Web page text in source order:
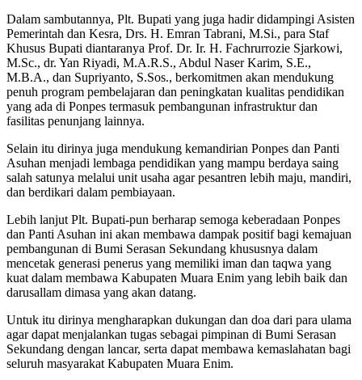
Dalam sambutannya, Plt. Bupati yang juga hadir didampingi Asisten
Pemerintah dan Kesra, Drs. H. Emran Tabrani, M.Si., para Staf
Khusus Bupati diantaranya Prof. Dr. Ir. H. Fachrurrozie Sjarkowi,
M.Sc., dr. Yan Riyadi, M.A.R.S., Abdul Naser Karim, S.E.,
M.B.A., dan Supriyanto, S.Sos., berkomitmen akan mendukung
penuh program pembelajaran dan peningkatan kualitas pendidikan
yang ada di Ponpes termasuk pembangunan infrastruktur dan
fasilitas penunjang lainnya.
Selain itu dirinya juga mendukung kemandirian Ponpes dan Panti
Asuhan menjadi lembaga pendidikan yang mampu berdaya saing
salah satunya melalui unit usaha agar pesantren lebih maju, mandiri,
dan berdikari dalam pembiayaan.
Lebih lanjut Plt. Bupati-pun berharap semoga keberadaan Ponpes
dan Panti Asuhan ini akan membawa dampak positif bagi kemajuan
pembangunan di Bumi Serasan Sekundang khususnya dalam
mencetak generasi penerus yang memiliki iman dan taqwa yang
kuat dalam membawa Kabupaten Muara Enim yang lebih baik dan
darusallam dimasa yang akan datang.
Untuk itu dirinya mengharapkan dukungan dan doa dari para ulama
agar dapat menjalankan tugas sebagai pimpinan di Bumi Serasan
Sekundang dengan lancar, serta dapat membawa kemaslahatan bagi
seluruh masyarakat Kabupaten Muara Enim.